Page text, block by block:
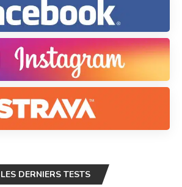
LES DERNIERS TESTS